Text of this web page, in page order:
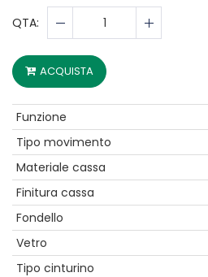
QTA:
ACQUISTA
Funzione
Tipo movimento
Materiale cassa
Finitura cassa
Fondello
Vetro
Tipo cinturino